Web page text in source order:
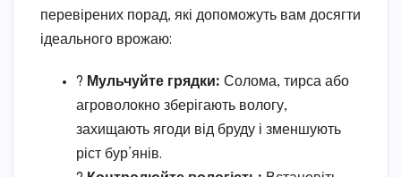
перевірених порад, які допоможуть вам досягти
ідеального врожаю:
? Мульчуйте грядки: Солома, тирса або
агроволокно зберігають вологу,
захищають ягоди від бруду і зменшують
ріст бур’янів.